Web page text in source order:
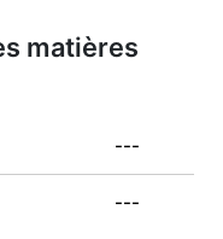
matières
---
---